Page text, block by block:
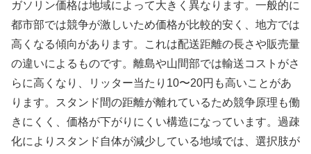
ガソリン価格は地域によって大きく異なります。一般的に
都市部では競争が激しいため価格が比較的安く、地方では
高くなる傾向があります。これは配送距離の長さや販売量
の違いによるものです。離島や山間部では輸送コストがさ
らに高くなり、リッター当たり10〜20円も高いことがあ
ります。スタンド間の距離が離れているため競争原理も働
きにくく、価格が下がりにくい構造になっています。過疎
化によりスタンド自体が減少している地域では、選択肢が